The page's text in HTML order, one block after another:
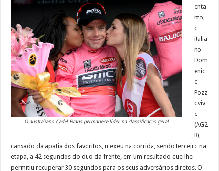
O australiano Cadel Evans permanece líder na classificação geral
enta
nto,
o
italia
no
Dom
enic
o
Pozz
oviv
o
(AG2
R),
cansado da apatia dos favoritos, mexeu na corrida, sendo terceiro na
etapa, a 42 segundos do duo da frente, em um resultado que lhe
permitiu recuperar 30 segundos para os seus adversários diretos. O